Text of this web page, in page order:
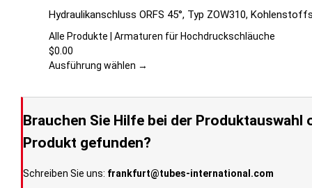
der
Produktseite
werden
weist
mehrere
auf.
auf
der
gewählt
werden
Hydraulikanschluss ORFS 45°, Typ ZOW310,
Alle Produkte | Armaturen für Hochdruckschläuche
$0.00
Ausführung wählen →
Brauchen Sie Hilfe bei der
Produkt gefunden?
Schreiben Sie uns: frankfurt@tubes-international.com